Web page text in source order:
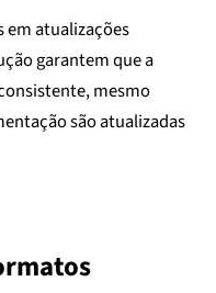
em atualizações
garantem que a
mesmo
são atualizadas